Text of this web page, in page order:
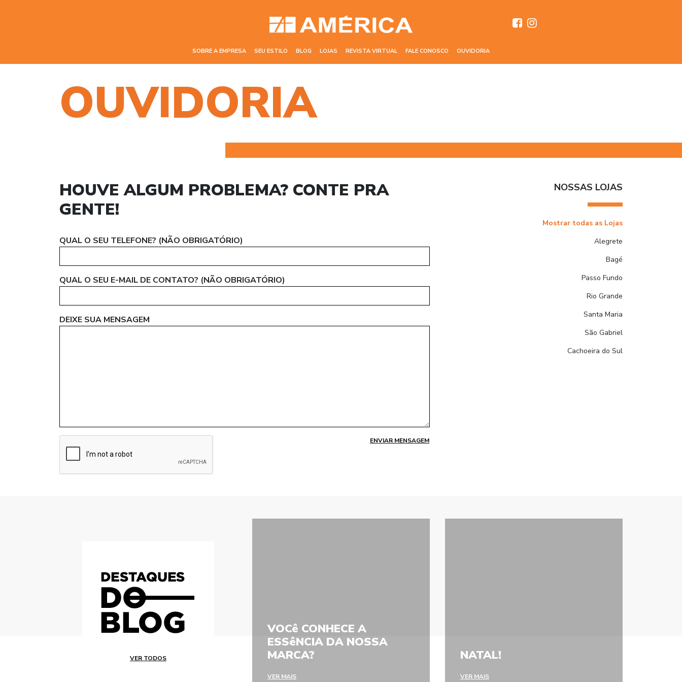
SOBRE A EMPRESA SEU ESTILO BLOG LOJAS REVISTA VIRTUAL FALE CONOSCO OUVIDORIA
OUVIDORIA
HOUVE ALGUM PROBLEMA? CONTE PRA
GENTE!
QUAL O SEU TELEFONE? (NÃO OBRIGATÓRIO)
QUAL O SEU E-MAIL DE CONTATO? (NÃO OBRIGATÓRIO)
DEIXE SUA MENSAGEM
ENVIAR MENSAGEM
NOSSAS LOJAS
Mostrar todas as Lojas
Alegrete
Bagé
Passo Fundo
Rio Grande
Santa Maria
São Gabriel
Cachoeira do Sul
VER TODOS
VOCê CONHECE A
ESSêNCIA DA NOSSA
MARCA?
VER MAIS
NATAL!
VER MAIS